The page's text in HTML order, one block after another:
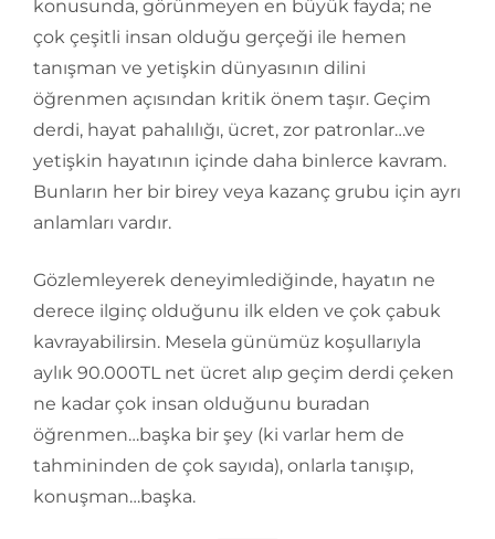
konusunda, görünmeyen en büyük fayda; ne
çok çeşitli insan olduğu gerçeği ile hemen
tanışman ve yetişkin dünyasının dilini
öğrenmen açısından kritik önem taşır. Geçim
derdi, hayat pahalılığı, ücret, zor patronlar…ve
yetişkin hayatının içinde daha binlerce kavram.
Bunların her bir birey veya kazanç grubu için ayrı
anlamları vardır.
Gözlemleyerek deneyimlediğinde, hayatın ne
derece ilginç olduğunu ilk elden ve çok çabuk
kavrayabilirsin. Mesela günümüz koşullarıyla
aylık 90.000TL net ücret alıp geçim derdi çeken
ne kadar çok insan olduğunu buradan
öğrenmen…başka bir şey (ki varlar hem de
tahmininden de çok sayıda), onlarla tanışıp,
konuşman…başka.